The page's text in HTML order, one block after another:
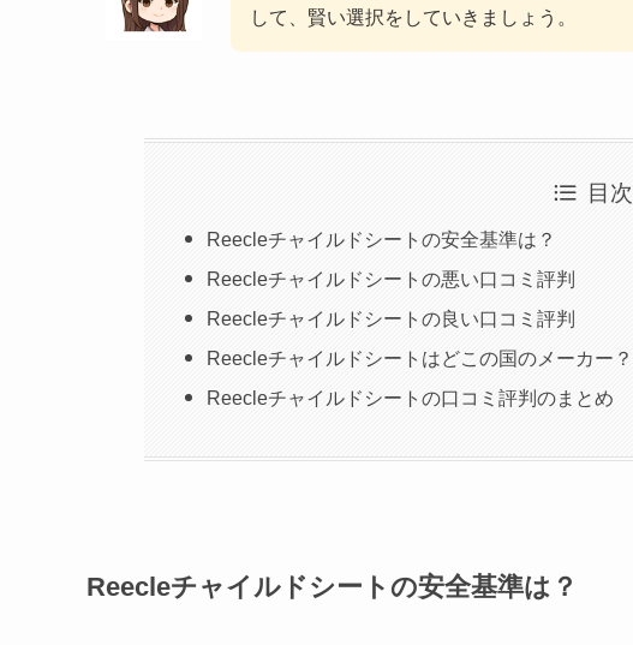
して、賢い選択をしていきましょう。
目次
Reecleチャイルドシートの安全基準は？
Reecleチャイルドシートの悪い口コミ評判
Reecleチャイルドシートの良い口コミ評判
Reecleチャイルドシートはどこの国のメーカー？
Reecleチャイルドシートの口コミ評判のまとめ
Reecleチャイルドシートの安全基準は？